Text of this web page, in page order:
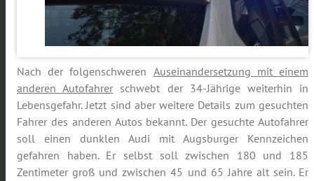
Nach der folgenschweren Auseinandersetzung mit einem
anderen Autofahrer schwebt der 34-Jährige weiterhin in
Lebensgefahr. Jetzt sind aber weitere Details zum gesuchten
Fahrer des anderen Autos bekannt. Der gesuchte Autofahrer
soll einen dunklen Audi mit Augsburger Kennzeichen
gefahren haben. Er selbst soll zwischen 180 und 185
Zentimeter groß und zwischen 45 und 65 Jahre alt sein. Er